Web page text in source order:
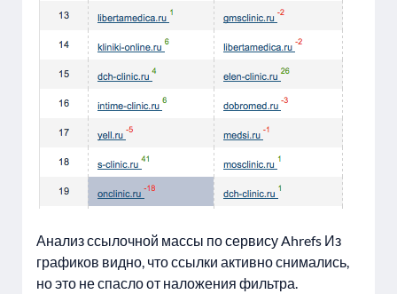
Анализ ссылочной массы по сервису Ahrefs Из
графиков видно, что ссылки активно снимались,
но это не спасло от наложения фильтра.